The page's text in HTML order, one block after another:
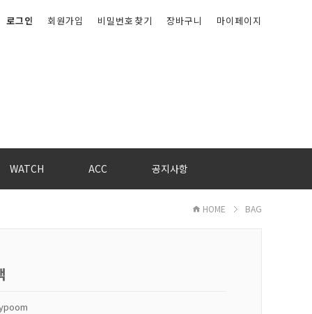
로그인 회원가입 비밀번호찾기 장바구니 마이페이지
WATCH ACC 공지사항
HOME BAG